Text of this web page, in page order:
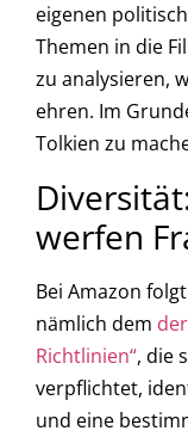
eigenen
Themen in die
zu analysieren,
ehren. Im
Tolkien zu
werfen
Bei Amazon
nämlich dem
Richtlinien“, die
verpflichtet,
und eine